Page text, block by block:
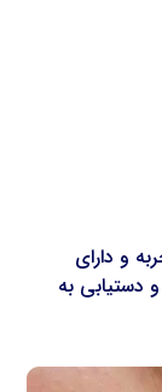
و دارای
دستیابی به